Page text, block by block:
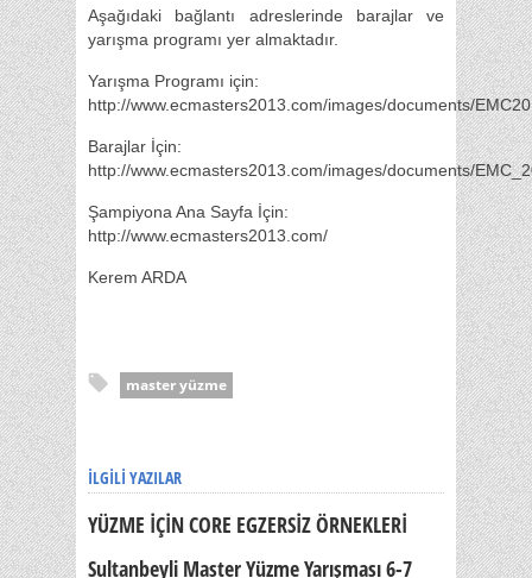
Aşağıdaki bağlantı adreslerinde barajlar ve
yarışma programı yer almaktadır.
Yarışma Programı için:
http://www.ecmasters2013.com/images/documents/
Barajlar İçin:
http://www.ecmasters2013.com/images/documents/
Şampiyona Ana Sayfa İçin:
http://www.ecmasters2013.com/
Kerem ARDA
master yüzme
İLGILI YAZILAR
YÜZME İÇİN CORE EGZERSİZ ÖRNEKLERİ
Sultanbeyli Master Yüzme Yarışması 6-7